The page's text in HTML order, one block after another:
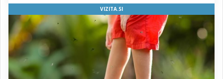
VIZITA.SI